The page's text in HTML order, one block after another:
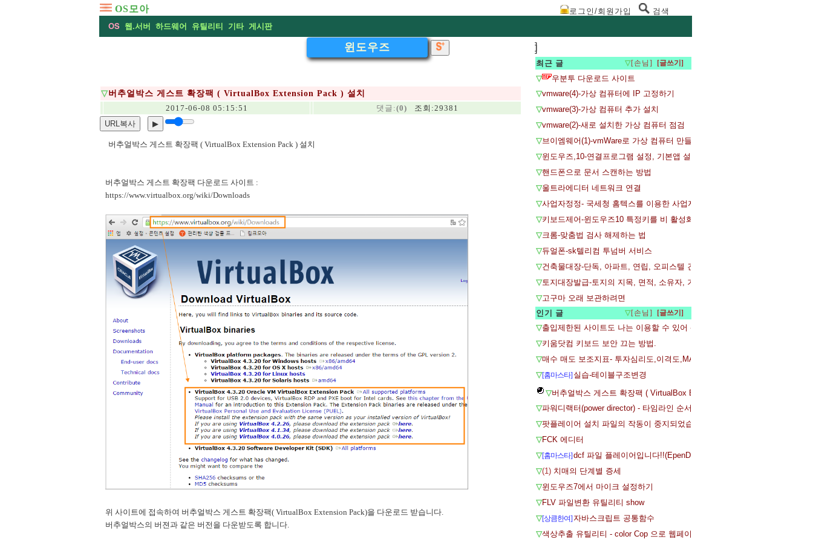
OS모아 로그인/회원가입 검색
OS 웹.서버 하드웨어 유틸리티 기타 게시판
윈도우즈
▽버추얼박스 게스트 확장팩 ( VirtualBox Extension Pack ) 설치
2017-06-08 05:15:51
댓글:(0)
조회:29381
URL복사
▶
버추얼박스 게스트 확장팩 ( VirtualBox Extension Pack ) 설치
버추얼박스 게스트 확장팩 다운로드 사이트 :
https://www.virtualbox.org/wiki/Downloads
위 사이트에 접속하여 버추얼박스 게스트 확장팩( VirtualBox Extension Pack)을 다운로드 받습니다.
버추얼박스의 버젼과 같은 버전을 다운받도록 합니다.
]
]
최근 글 ▽[손님]
▽
우분투 다운로드 사이트
▽vmware(4)-가상 컴퓨터에 IP 고정하기
▽vmware(3)-가상 컴퓨터 추가 설치
▽vmware(2)-새로 설치한 가상 컴퓨터 점검
▽브이엠웨어(1)-vmWare로 가상 컴퓨터 만들기
▽윈도우즈,10-연결프로그램 설정, 기본앱 설정 변경
▽핸드폰으로 문서 스캔하는 방법
▽울트라에디터 네트워크 연결
▽사업자정정- 국세청 홈텍스를 이용한 사업자등록증 주소변경과 사업자등록증
▽키보드제어-윈도우즈10 특정키를 비 활성화 하는 방법
▽크롬-맞춤법 검사 해제하는 법
▽듀얼폰-sk텔리컴 투넘버 서비스
▽건축물대장-단독, 아파트, 연립, 오피스텔 건축물대장 발급받기
▽토지대장발급-토지의 지목, 면적, 소유자, 기준싯가 등을 무료로 확인하는 방
▽고구마 오래 보관하려면
인기 글
▽[손님]
▽출입제한된 사이트도 나는 이용할 수 있어 - 파이어폭스 확장기능 User Agent
▽키움닷컴 키보드 보안 끄는 방법.
▽매수 매도 보조지표- 투자심리도,이격도,MACD
▽[홈마스타] 실습-테이블구조변경
▽버추얼박스 게스트 확장팩 ( VirtualBox Extension Pack ) 설치
▽파워디랙터(power director) - 타임라인 순서, 타임라인 설정 변경하기
▽팟플레이어 설치 파일의 작동이 중지되었습니다 - 오류 해결 방법
▽FCK 에디터
▽[홈마스타]dcf 파일 플레이어입니다!!(EpenDeskViewer)
▽(1) 치매의 단계별 증세
▽윈도우즈7에서 마이크 설정하기
▽FLV 파일변환 유틸리티 show
▽[상큼한여]자바스크립트 공통함수
▽색상추출 유틸리티 - color Cop 으로 웹페이지 색상을 추출해 봅니다.